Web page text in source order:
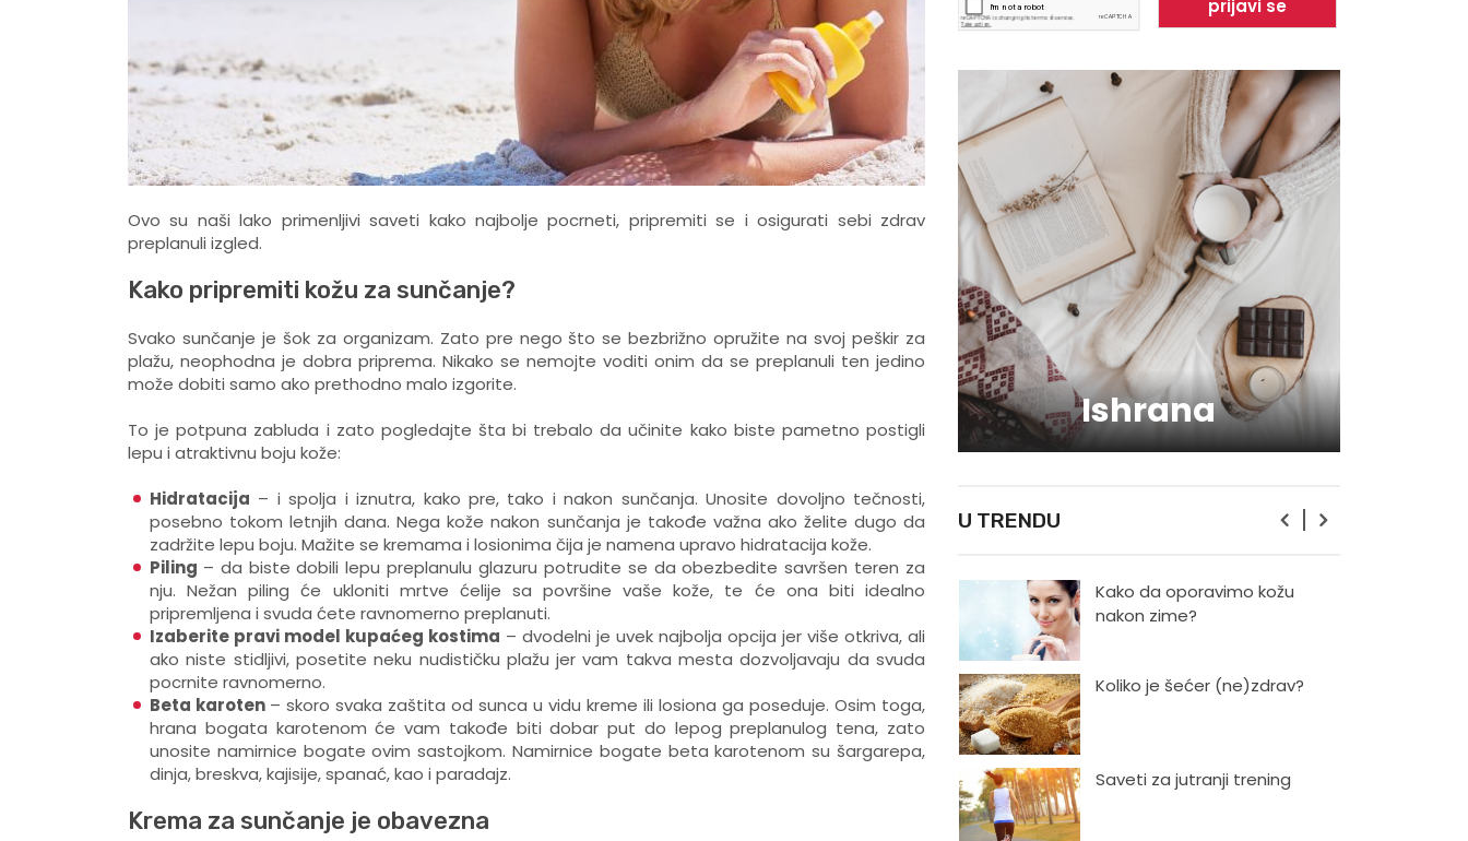
Ovo su naši lako primenljivi saveti kako najbolje pocrneti, pripremiti se i osigurati sebi zdrav
preplanuli izgled.
Kako pripremiti kožu za sunčanje?
Svako sunčanje je šok za organizam. Zato pre nego što se bezbrižno opružite na svoj peškir za
plažu, neophodna je dobra priprema. Nikako se nemojte voditi onim da se preplanuli ten jedino
može dobiti samo ako prethodno malo izgorite.
To je potpuna zabluda i zato pogledajte šta bi trebalo da učinite kako biste pametno postigli
lepu i atraktivnu boju kože:
Hidratacija – i spolja i iznutra, kako pre, tako i nakon sunčanja. Unosite dovoljno tečnosti,
posebno tokom letnjih dana. Nega kože nakon sunčanja je takođe važna ako želite dugo da
zadržite lepu boju. Mažite se kremama i losionima čija je namena upravo hidratacija kože.
Piling – da biste dobili lepu preplanulu glazuru potrudite se da obezbedite savršen teren za
nju. Nežan piling će ukloniti mrtve ćelije sa površine vaše kože, te će ona biti idealno
pripremljena i svuda ćete ravnomerno preplanuti.
Izaberite pravi model kupaćeg kostima – dvodelni je uvek najbolja opcija jer više otkriva, ali
ako niste stidljivi, posetite neku nudističku plažu jer vam takva mesta dozvoljavaju da svuda
pocrnite ravnomerno.
Beta karoten – skoro svaka zaštita od sunca u vidu kreme ili losiona ga poseduje. Osim toga,
hrana bogata karotenom će vam takođe biti dobar put do lepog preplanulog tena, zato
unosite namirnice bogate ovim sastojkom. Namirnice bogate beta karotenom su šargarepa,
dinja, breskva, kajisije, spanać, kao i paradajz.
Krema za sunčanje je obavezna
Ishrana
U TRENDU
Kako trčanje doprinosi
Kako da ostanete fit -
vežbajte kod kuće
Zbog čega je zumba sve
popularnija?
Mitovi o zdravoj hrani
Skijanje pa plivanje, idealne
aktivnosti na raspustu u
Sloveniji
Kako da oporavimo kožu
nakon zime?
Koliko je šećer (ne)zdrav?
Saveti za jutranji trening